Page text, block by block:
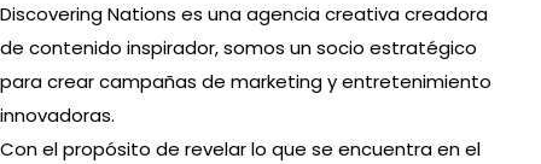
Discovering Nations es una agencia creativa creadora
de contenido inspirador, somos un socio estratégico
para crear campañas de marketing y entretenimiento
innovadoras.
Con el propósito de revelar lo que se encuentra en el